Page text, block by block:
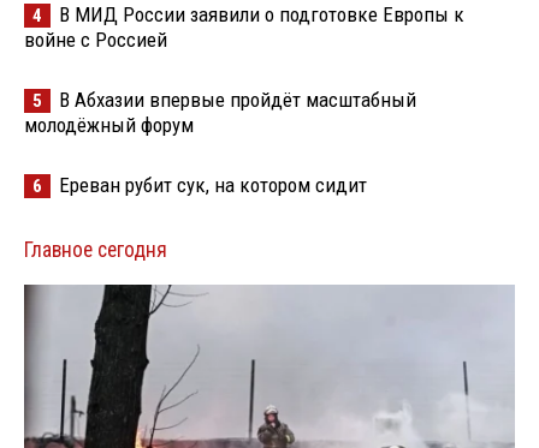
4
В МИД России заявили о подготовке Европы к
войне с Россией
5
В Абхазии впервые пройдёт масштабный
молодёжный форум
6 Ереван рубит сук, на котором сидит
Главное сегодня